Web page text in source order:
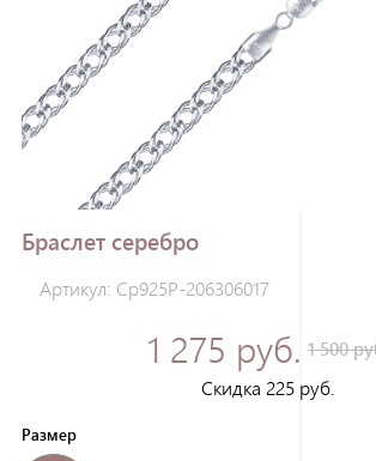
Браслет серебро
Артикул: Ср925Р-206306017
1 275 руб. 1 500
Скидка 225 руб.
Размер
Зарегистрироваться